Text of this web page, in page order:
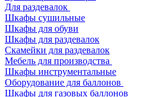
Для раздевалок
Шкафы сушильные
Шкафы для обуви
Шкафы для раздевалок
Скамейки для раздевалок
Мебель для производства
Шкафы инструментальные
Оборудование для баллонов
Шкафы для газовых баллонов